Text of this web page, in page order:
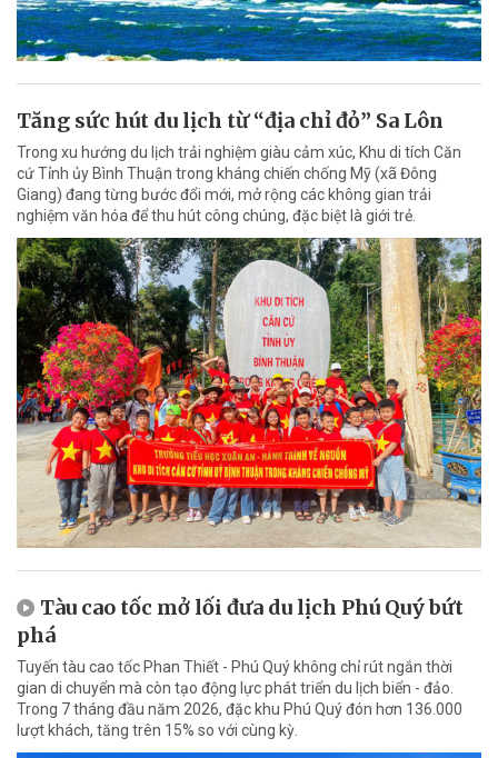
Tăng sức hút du lịch từ “địa chỉ đỏ” Sa Lôn
Trong xu hướng du lịch trải nghiệm giàu cảm xúc, Khu di tích Căn
cứ Tỉnh ủy Bình Thuận trong kháng chiến chống Mỹ (xã Đông
Giang) đang từng bước đổi mới, mở rộng các không gian trải
nghiệm văn hóa để thu hút công chúng, đặc biệt là giới trẻ.
Tàu cao tốc mở lối đưa du lịch Phú Quý bứt
phá
Tuyến tàu cao tốc Phan Thiết - Phú Quý không chỉ rút ngắn thời
gian di chuyển mà còn tạo động lực phát triển du lịch biển - đảo.
Trong 7 tháng đầu năm 2026, đặc khu Phú Quý đón hơn 136.000
lượt khách, tăng trên 15% so với cùng kỳ.